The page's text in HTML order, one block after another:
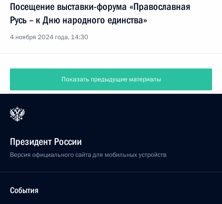
Посещение выставки-форума «Православная
Русь – к Дню народного единства»
4 ноября 2024 года, 14:30
Показать предыдущие материалы
Президент России
Версия официального сайта для мобильных устройств
События